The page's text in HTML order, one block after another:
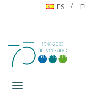
ES
Toggle navigation